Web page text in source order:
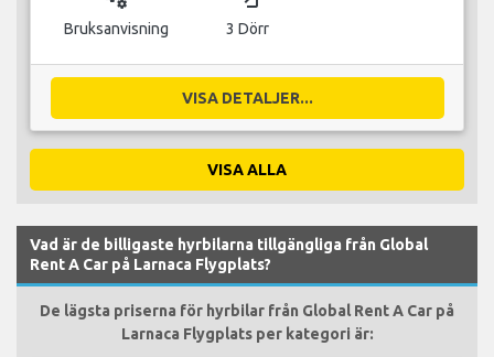
Bruksanvisning 3 Dörr
VISA DETALJER...
VISA ALLA
Vad är de billigaste hyrbilarna tillgängliga från Global
Rent A Car på Larnaca Flygplats?
De lägsta priserna för hyrbilar från Global Rent A Car på
Larnaca Flygplats per kategori är: